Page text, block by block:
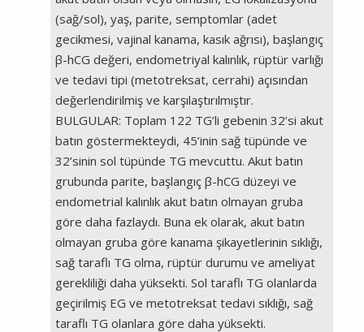
(sağ/sol), yaş, parite, semptomlar (adet
gecikmesi, vajinal kanama, kasık ağrısı), başlangıç
β-hCG değeri, endometriyal kalınlık, rüptür varlığı
ve tedavi tipi (metotreksat, cerrahi) açısından
değerlendirilmiş ve karşılaştırılmıştır.
BULGULAR: Toplam 122 TG’li gebenin 32’si akut
batın göstermekteydi, 45’inin sağ tüpünde ve
32’sinin sol tüpünde TG mevcuttu. Akut batın
grubunda parite, başlangıç β-hCG düzeyi ve
endometrial kalınlık akut batın olmayan gruba
göre daha fazlaydı. Buna ek olarak, akut batın
olmayan gruba göre kanama şikayetlerinin sıklığı,
sağ taraflı TG olma, rüptür durumu ve ameliyat
gerekliliği daha yüksekti. Sol taraflı TG olanlarda
geçirilmiş EG ve metotreksat tedavi sıklığı, sağ
taraflı TG olanlara göre daha yüksekti.